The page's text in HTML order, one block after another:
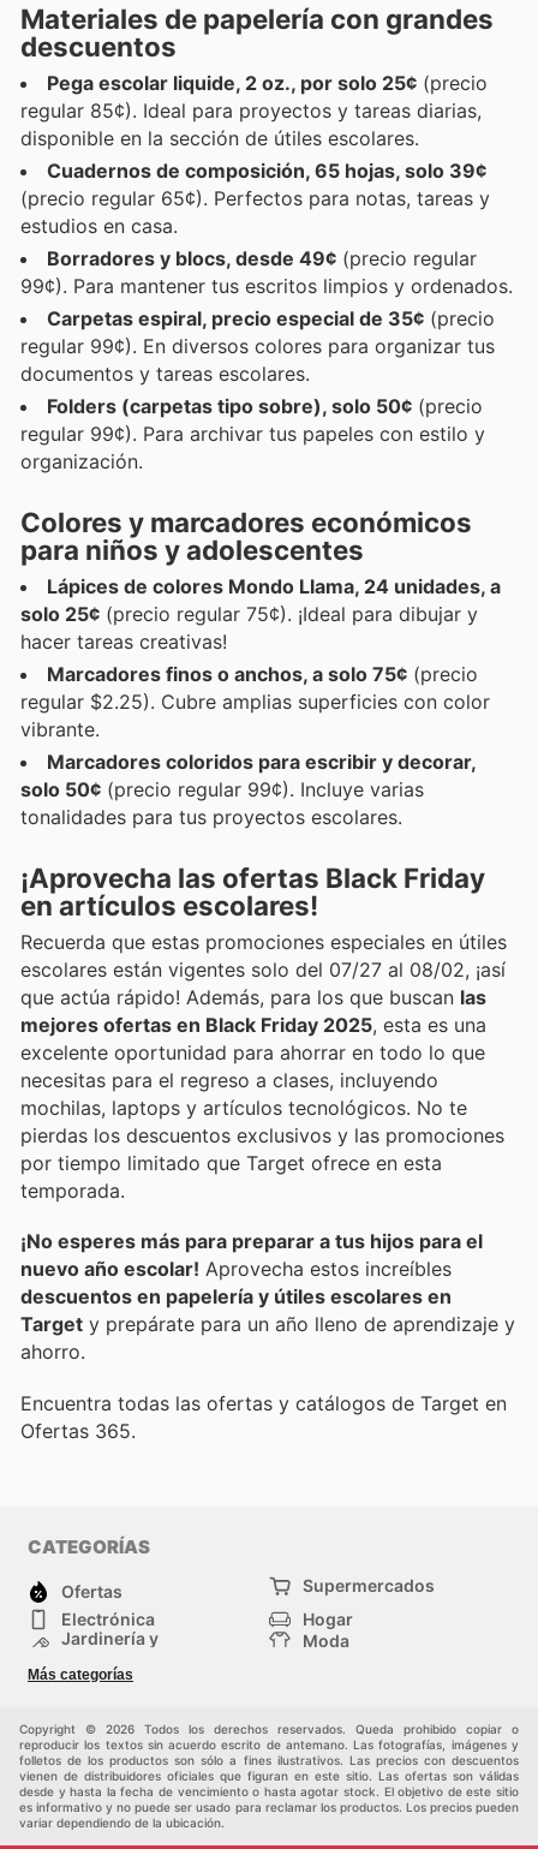
Materiales de papelería con grandes
descuentos
Pega escolar liquide, 2 oz., por solo 25¢ (precio
regular 85¢). Ideal para proyectos y tareas diarias,
disponible en la sección de útiles escolares.
Cuadernos de composición, 65 hojas, solo 39¢
(precio regular 65¢). Perfectos para notas, tareas y
estudios en casa.
Borradores y blocs, desde 49¢ (precio regular
99¢). Para mantener tus escritos limpios y ordenados.
Carpetas espiral, precio especial de 35¢ (precio
regular 99¢). En diversos colores para organizar tus
documentos y tareas escolares.
Folders (carpetas tipo sobre), solo 50¢ (precio
regular 99¢). Para archivar tus papeles con estilo y
organización.
Colores y marcadores económicos
para niños y adolescentes
Lápices de colores Mondo Llama, 24 unidades, a
solo 25¢ (precio regular 75¢). ¡Ideal para dibujar y
hacer tareas creativas!
Marcadores finos o anchos, a solo 75¢ (precio
regular $2.25). Cubre amplias superficies con color
vibrante.
Marcadores coloridos para escribir y decorar,
solo 50¢ (precio regular 99¢). Incluye varias
tonalidades para tus proyectos escolares.
¡Aprovecha las ofertas Black Friday
en artículos escolares!
Recuerda que estas promociones especiales en útiles
escolares están vigentes solo del 07/27 al 08/02, ¡así
que actúa rápido! Además, para los que buscan las
mejores ofertas en Black Friday 2025, esta es una
excelente oportunidad para ahorrar en todo lo que
necesitas para el regreso a clases, incluyendo
mochilas, laptops y artículos tecnológicos. No te
pierdas los descuentos exclusivos y las promociones
por tiempo limitado que Target ofrece en esta
temporada.
¡No esperes más para preparar a tus hijos para el
nuevo año escolar! Aprovecha estos increíbles
descuentos en papelería y útiles escolares en
Target y prepárate para un año lleno de aprendizaje y
ahorro.
Encuentra todas las ofertas y catálogos de Target en
Ofertas 365.
CATEGORÍAS
Ofertas
Supermercados
Electrónica
Hogar
Jardinería y
Moda
Tiendas
departamentales
Otros
Más categorías
Copyright © 2026 Todos los derechos reservados. Queda prohibido copiar o
reproducir los textos sin acuerdo escrito de antemano. Las fotografías, imágenes y
folletos de los productos son sólo a fines ilustrativos. Las precios con descuentos
vienen de distribuidores oficiales que figuran en este sitio. Las ofertas son válidas
desde y hasta la fecha de vencimiento o hasta agotar stock. El objetivo de este sitio
es informativo y no puede ser usado para reclamar los productos. Los precios pueden
variar dependiendo de la ubicación.